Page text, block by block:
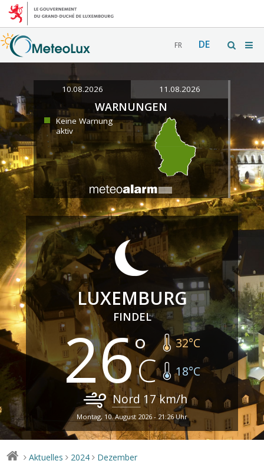
FR DE
10.08.2026 11.08.2026
WARNUNGEN
Keine Warnung
aktiv
LUXEMBURG
FINDEL
26 32°C
18°C
Nord 17km/h
Montag, 10. August 2026 - 21:26 Uhr
> Aktuelles > 2024 > Dezember